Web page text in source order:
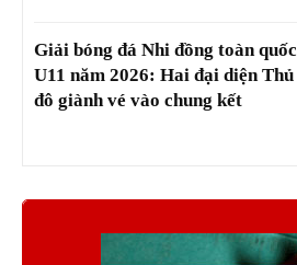
Giải bóng đá Nhi đồng toàn quốc
U11 năm 2026: Hai đại diện Thủ
đô giành vé vào chung kết